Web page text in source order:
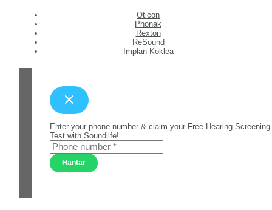
Oticon
Phonak
Rexton
ReSound
Implan Koklea
Enter your phone number & claim your Free Hearing Screening
Test with Soundlife!
Hantar